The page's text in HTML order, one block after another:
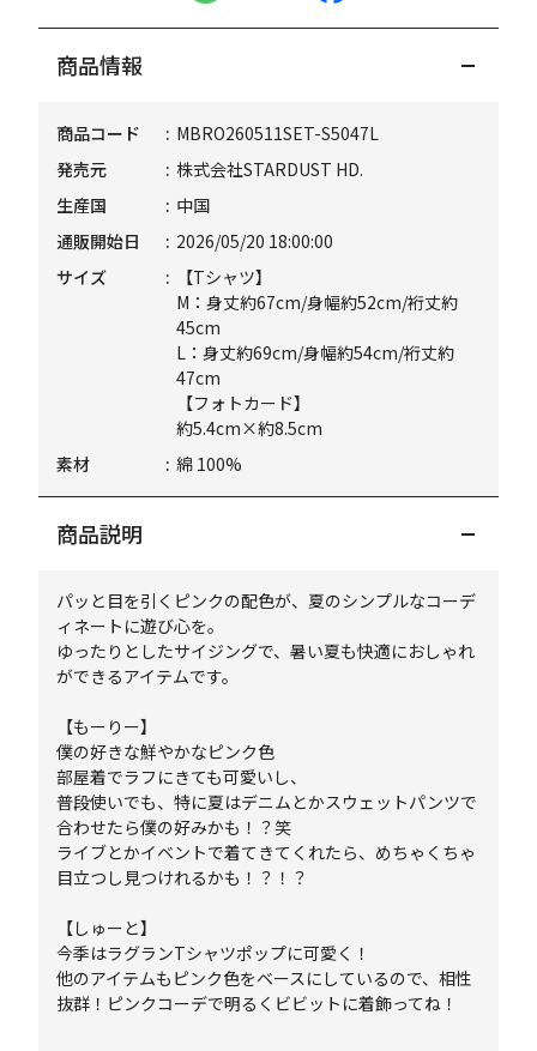
商品情報
商品コード
MBRO260511SET-S5047L
発売元
株式会社STARDUST HD.
生産国
中国
通販開始日
2026/05/20 18:00:00
サイズ
【Tシャツ】
M：身丈約67cm/身幅約52cm/裄丈約
45cm
L：身丈約69cm/身幅約54cm/裄丈約
47cm
【フォトカード】
約5.4cm×約8.5cm
素材
綿 100%
商品説明
パッと目を引くピンクの配色が、夏のシンプルなコーデ
ィネートに遊び心を。
ゆったりとしたサイジングで、暑い夏も快適におしゃれ
ができるアイテムです。
【もーりー】
僕の好きな鮮やかなピンク色
部屋着でラフにきても可愛いし、
普段使いでも、特に夏はデニムとかスウェットパンツで
合わせたら僕の好みかも！？笑
ライブとかイベントで着てきてくれたら、めちゃくちゃ
目立つし見つけれるかも！？！？
【しゅーと】
今季はラグランTシャツポップに可愛く！
他のアイテムもピンク色をベースにしているので、相性
抜群！ピンクコーデで明るくビビットに着飾ってね！